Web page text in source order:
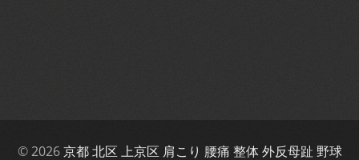
© 2026京都 北区 上京区 肩こり 腰痛 整体 外反母趾 野球